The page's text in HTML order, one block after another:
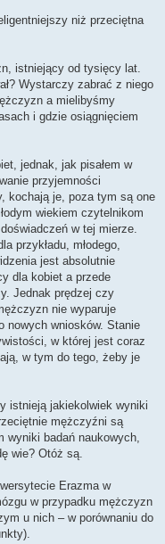
niż przeciętna
istniejący od tysięcy lat.
Wystarczy zabrać z niego
a mielibyśmy
i gdzie osiągnięciem
jednak, jak pisałem w
przyjemności
kochają je, poza tym są one
wiekiem czytelnikom
w tej mierze.
przykładu, młodego,
jest absolutnie
dla kobiet a przede
Jednak prędzej czy
nie wyparuje
nowych wniosków. Stanie
w której jest coraz
w tym do tego, żeby je
istnieją jakiekolwiek wyniki
mężczyźni są
wyniki badań naukowych,
wie? Otóż są.
Erazma w
w przypadku mężczyzn
u nich – w porównaniu do